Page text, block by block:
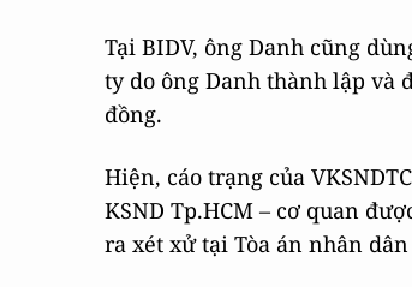
Tại BIDV, ông Danh cũng
ty do ông Danh thành lập và
đồng.
Hiện, cáo trạng của
KSND Tp.HCM – cơ quan
ra xét xử tại Tòa án nhân dân